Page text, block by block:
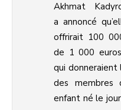
Akhmat
a annoncé
offrirait 100
de 1 000
qui donneraient
des
enfant né le